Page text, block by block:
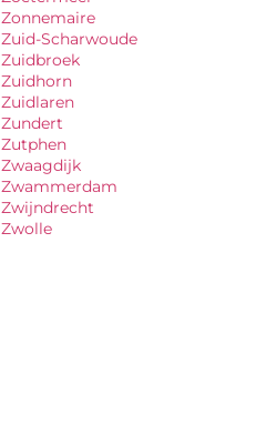
Zonnemaire
Zuid-Scharwoude
Zuidbroek
Zuidhorn
Zuidlaren
Zundert
Zutphen
Zwaagdijk
Zwammerdam
Zwijndrecht
Zwolle